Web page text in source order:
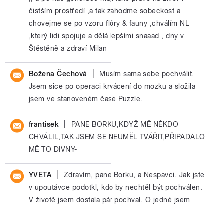
čistším prostředí ,a tak zahodme sobeckost a
chovejme se po vzoru flóry & fauny ,chválím NL
,který lidi spojuje a dělá lepšími snaaad , dny v
Štěstěně a zdraví Milan
Božena Čechová
Musím sama sebe pochválit.
Jsem sice po operaci krvácení do mozku a složila
jsem ve stanoveném čase Puzzle.
frantisek
PANE BORKU,KDYŽ MĚ NĚKDO
CHVÁLIL,TAK JSEM SE NEUMĚL TVÁŘIT,PŘIPADALO
MĚ TO DIVNY-
YVETA
Zdravím, pane Borku, a Nespavci. Jak jste
v upoutávce podotkl, kdo by nechtěl být pochválen.
V životě jsem dostala pár pochval. O jedné jsem